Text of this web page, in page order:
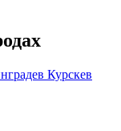
в Курскев